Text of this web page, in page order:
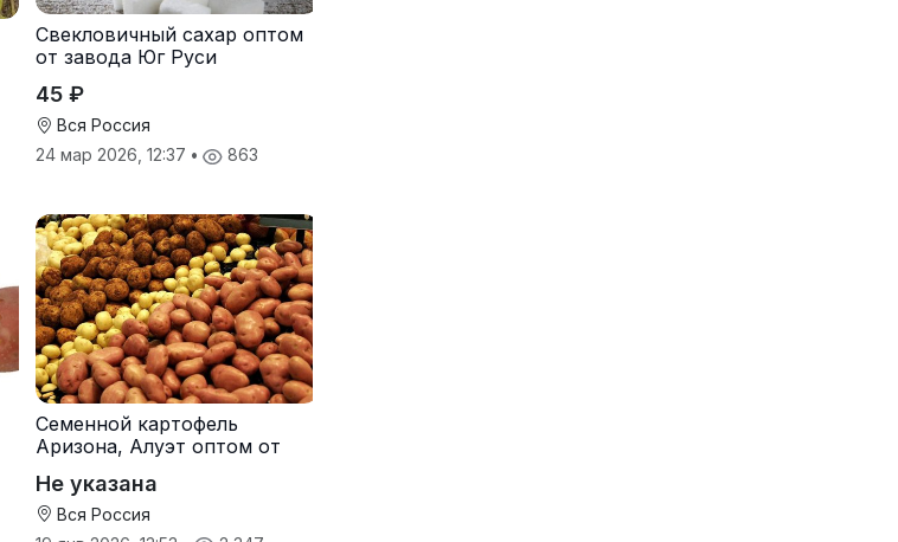
Свекловичный сахар оптом
от завода Юг Руси
45 ₽
Вся Россия
24 мар 2026, 12:37 • 863
Семенной картофель
Аризона, Алуэт оптом от
Не указана
Вся Россия